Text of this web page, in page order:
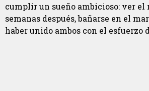
cumplir un sueño ambicioso: ver el
semanas después, bañarse en el
haber unido ambos con el esfuerzo